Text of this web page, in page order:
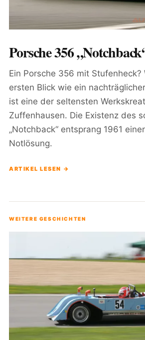
Porsche 356
Ein Porsche 356 mit Stufenheck?
ersten Blick wie ein
ist eine der seltensten
Zuffenhausen. Die Existenz des
„Notchback“ entsprang 1961
Notlösung.
ARTIKEL LESEN →
WEITERE GESCHICHTEN